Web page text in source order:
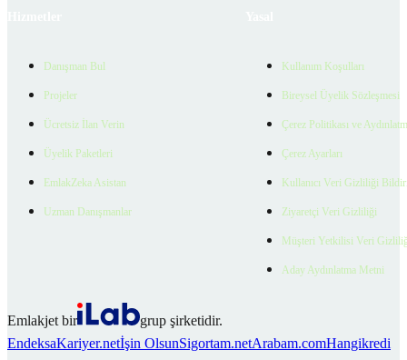
Danışman Bul
Projeler
Ücretsiz İlan Verin
Üyelik Paketleri
EmlakZeka Asistan
Uzman Danışmanlar
Kullanım Koşulları
Bireysel Üyelik Sözleşmesi
Çerez Politikası ve
Çerez Ayarları
Kullanıcı Veri Gizliliği
Ziyaretçi Veri Gizliliği
Müşteri Yetkilisi Veri
Aday Aydınlatma Metni
Emlakjet bir
grup şirketidir.
EndeksaKariyer.netİşin OlsunSigortam.netArabam.comHangikredi